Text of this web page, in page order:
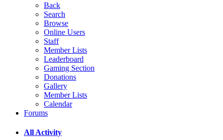
Back
Search
Browse
Online Users
Staff
Member Lists
Leaderboard
Gaming Section
Donations
Gallery
Member Lists
Calendar
Forums
All Activity